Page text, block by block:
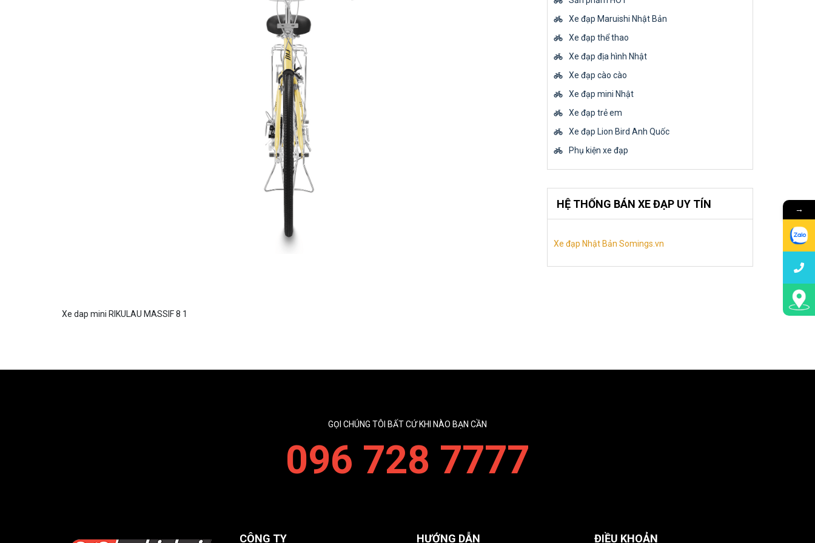
Xe dap mini RIKULAU MASSIF 8 1
Xe đạp Maruishi Nhật Bản
Xe đạp thể thao
Xe đạp địa hình Nhật
Xe đạp cào cào
Xe đạp mini Nhật
Xe đạp trẻ em
Xe đạp Lion Bird Anh Quốc
Phụ kiện xe đạp
HỆ THỐNG BÁN XE ĐẠP UY TÍN
Xe đạp Nhật Bản Somings.vn
GỌI CHÚNG TÔI BẤT CỨ KHI NÀO BẠN CẦN
096 728 7777
CÔNG TY HƯỚNG DẪN ĐIỀU KHOẢN
→